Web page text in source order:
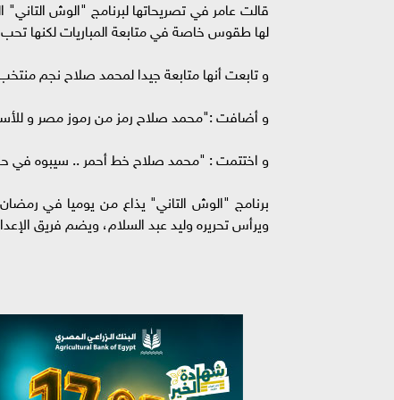
قالت عامر في تصريحاتها لبرنامج "الوش
لها طقوس خاصة في متابعة المباريات لكنها تحب
و تابعت أنها متابعة جيدا لمحمد صلاح نجم
و أضافت :"محمد صلاح رمز من رموز مصر و
و اختتمت : "محمد صلاح خط أحمر .. سيبوه في
برنامج "الوش التاني" يذاع من يوميا في
ويرأس تحريره وليد عبد السلام، ويضم فريق